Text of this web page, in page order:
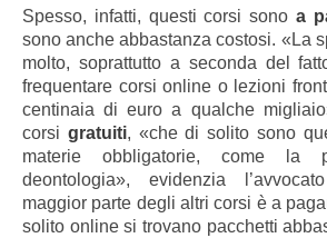
Spesso, infatti, questi corsi sono a
sono anche abbastanza costosi. «La
molto, soprattutto a seconda del
frequentare corsi online o lezioni
centinaia di euro a qualche
corsi gratuiti, «che di solito sono
materie obbligatorie, come la
deontologia», evidenzia
maggior parte degli altri corsi è a
solito online si trovano pacchetti